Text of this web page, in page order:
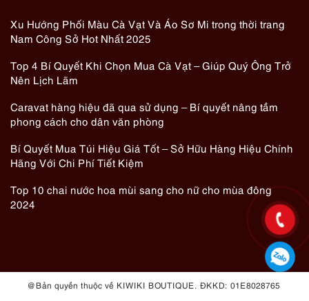
Xu Hướng Phối Màu Cà Vạt Và Áo Sơ Mi trong thời trang
Nam Công Sở Hot Nhất 2025
Top 4 Bí Quyết Khi Chọn Mua Cà Vạt – Giúp Quý Ông Trở
Nên Lịch Lãm
Caravat hàng hiệu đã qua sử dụng – Bí quyết nâng tầm
phong cách cho dân văn phòng
Bí Quyết Mua Túi Hiệu Giá Tốt – Sở Hữu Hàng Hiệu Chính
Hãng Với Chi Phí Tiết Kiệm
Top 10 chai nước hoa mùi sang cho nữ cho mùa đông
2024
@ Bản quyền thuộc về KIWIKI BOUTIQUE. ĐKKD: 01E8028765